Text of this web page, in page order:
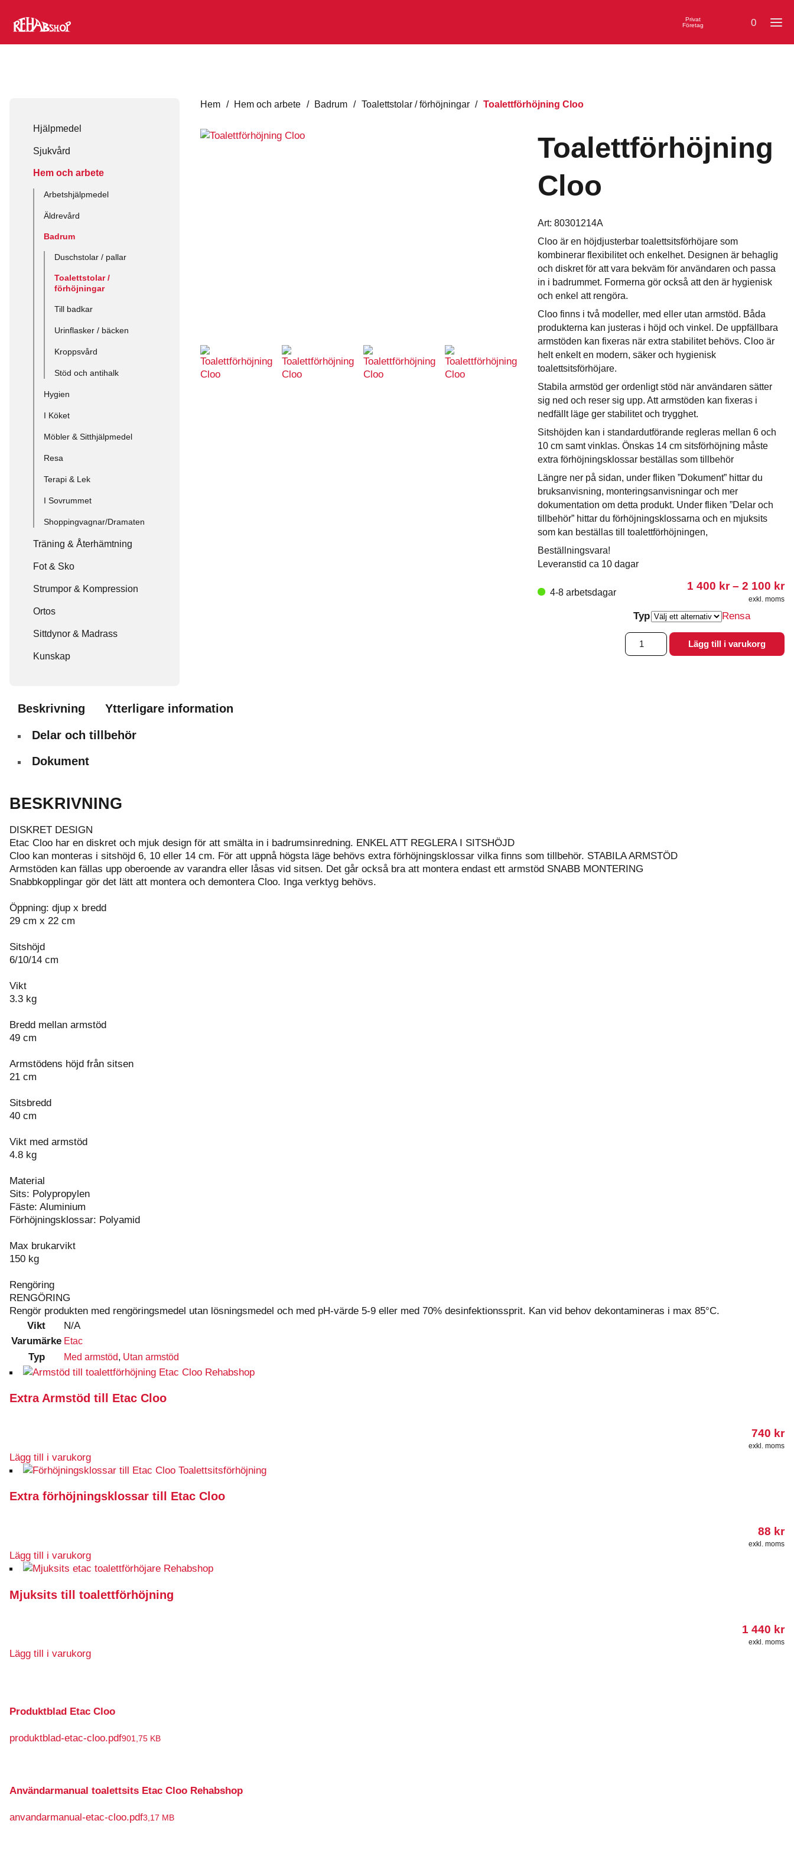
0
Privat
Företag
Hjälpmedel
Sjukvård
Hem och arbete
Arbetshjälpmedel
Äldrevård
Badrum
Duschstolar / pallar
Toalettstolar /
förhöjningar
Till badkar
Urinflasker / bäcken
Kroppsvård
Stöd och antihalk
Hygien
I Köket
Möbler & Sitthjälpmedel
Resa
Terapi & Lek
I Sovrummet
Shoppingvagnar/Dramaten
Träning & Återhämtning
Fot & Sko
Strumpor & Kompression
Ortos
Sittdynor & Madrass
Kunskap
Hem / Hem och arbete / Badrum / Toalettstolar / förhöjningar / Toalettförhöjning Cloo
Toalettförhöjning
Cloo
Art: 80301214A
Cloo är en höjdjusterbar toalettsitsförhöjare som
kombinerar flexibilitet och enkelhet. Designen är behaglig
och diskret för att vara bekväm för användaren och passa
in i badrummet. Formerna gör också att den är hygienisk
och enkel att rengöra.
Cloo finns i två modeller, med eller utan armstöd. Båda
produkterna kan justeras i höjd och vinkel. De uppfällbara
armstöden kan fixeras när extra stabilitet behövs. Cloo är
helt enkelt en modern, säker och hygienisk
toalettsitsförhöjare.
Stabila armstöd ger ordenligt stöd när användaren sätter
sig ned och reser sig upp. Att armstöden kan fixeras i
nedfällt läge ger stabilitet och trygghet.
Sitshöjden kan i standardutförande regleras mellan 6 och
10 cm samt vinklas. Önskas 14 cm sitsförhöjning måste
extra förhöjningsklossar beställas som tillbehör
Längre ner på sidan, under fliken ”Dokument” hittar du
bruksanvisning, monteringsanvisningar och mer
dokumentation om detta produkt. Under fliken ”Delar och
tillbehör” hittar du förhöjningsklossarna och en mjuksits
som kan beställas till toalettförhöjningen,
Beställningsvara!
Leveranstid ca 10 dagar
4-8 arbetsdagar 1 400 kr – 2 100 kr
1
exkl. moms
Typ
Rensa
Toalettförhöjning
Cloo
mängd
Lägg till i varukorg
Beskrivning Ytterligare information
Delar och tillbehör
Dokument
BESKRIVNING
DISKRET DESIGN
Etac Cloo har en diskret och mjuk design för att smälta in i badrumsinredning. ENKEL ATT REGLERA I SITSHÖJD
Cloo kan monteras i sitshöjd 6, 10 eller 14 cm. För att uppnå högsta läge behövs extra förhöjningsklossar vilka finns som tillbehör. STABILA ARMSTÖD
Armstöden kan fällas upp oberoende av varandra eller låsas vid sitsen. Det går också bra att montera endast ett armstöd SNABB MONTERING
Snabbkopplingar gör det lätt att montera och demontera Cloo. Inga verktyg behövs.
Öppning: djup x bredd
29 cm x 22 cm
Sitshöjd
6/10/14 cm
Vikt
3.3 kg
Bredd mellan armstöd
49 cm
Armstödens höjd från sitsen
21 cm
Sitsbredd
40 cm
Vikt med armstöd
4.8 kg
Material
Sits: Polypropylen
Fäste: Aluminium
Förhöjningsklossar: Polyamid
Max brukarvikt
150 kg
Rengöring
RENGÖRING
Rengör produkten med rengöringsmedel utan lösningsmedel och med pH-värde 5-9 eller med 70% desinfektionssprit. Kan vid behov dekontamineras i max 85°C.
Vikt
N/A
Varumärke Etac
Typ Med armstöd, Utan armstöd
Extra Armstöd till Etac Cloo
740 kr
exkl. moms
Lägg till i varukorg
Extra förhöjningsklossar till Etac Cloo
88 kr
exkl. moms
Lägg till i varukorg
Mjuksits till toalettförhöjning
1 440 kr
exkl. moms
Lägg till i varukorg
Produktblad Etac Cloo
produktblad-etac-cloo.pdf901,75 KB
Användarmanual toalettsits Etac Cloo Rehabshop
anvandarmanual-etac-cloo.pdf3,17 MB